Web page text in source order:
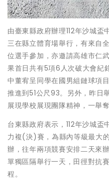
由臺東縣政府辦理112年沙城
三在縣立體育場舉行，有來自
位選手參加，亦邀請高雄市仁
果首日共有5項6人次破大會紀
中董宥呈同學在國男組鏈球項
推進到51公尺93。另外，昨日
展現學校展現團隊精神，一舉
台東縣政府表示，112年沙城
力複(決)賽，為縣內等級最大
辦，往年兩項競賽安排二天來
單獨區隔舉行一天，田徑對抗
程。